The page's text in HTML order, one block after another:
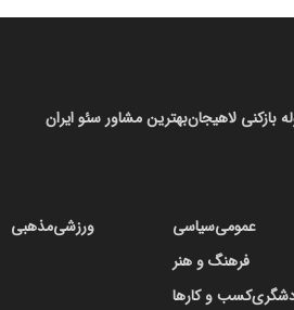
بهترین مشاور سئو ایرانبازکنی لاهیجان
سیاسیعمومی
فرهنگ و هنر
کسب و کارها
مذهبیورزشی